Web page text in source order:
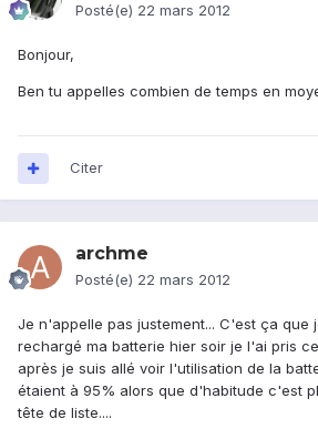
Posté(e) 22 mars 2012
Bonjour,
Ben tu appelles combien de temps en
Citer
archme
Posté(e) 22 mars 2012
Je n'appelle pas justement... C'est ça que
rechargé ma batterie hier soir je l'ai pris
après je suis allé voir l'utilisation de la
étaient à 95% alors que d'habitude c'est
tête de liste....